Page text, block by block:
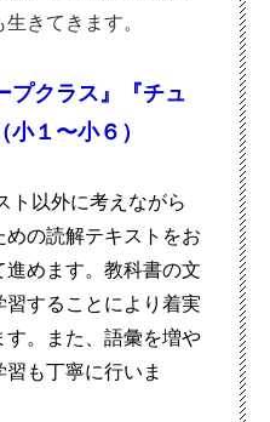
きてきます。
クラス』『チュ
（小１〜小６）
以外に考えながら
の読解テキストをお
めます。教科書の文
することにより着実
す。また、語彙を増や
も丁寧に行いま